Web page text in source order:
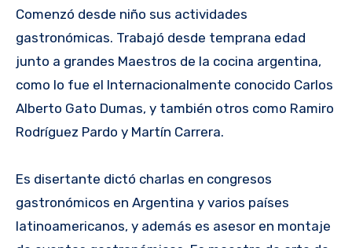
Comenzó desde niño sus actividades
gastronómicas. Trabajó desde temprana edad
junto a grandes Maestros de la cocina argentina,
como lo fue el Internacionalmente conocido Carlos
Alberto Gato Dumas, y también otros como Ramiro
Rodríguez Pardo y Martín Carrera.
Es disertante dictó charlas en congresos
gastronómicos en Argentina y varios países
latinoamericanos, y además es asesor en montaje